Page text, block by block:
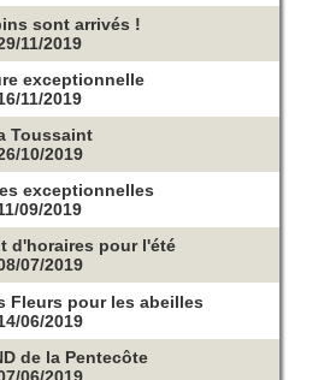
sont arrivés !
11/2019
exceptionnelle
11/2019
Toussaint
10/2019
exceptionnelles
09/2019
d'horaires pour l'été
07/2019
Fleurs pour les abeilles
06/2019
de la Pentecôte
06/2019